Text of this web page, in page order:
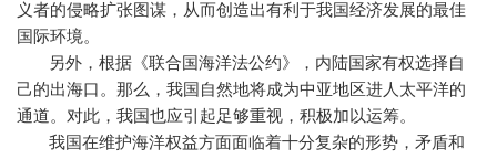
义者的侵略扩张图谋，从而创造出有利于我国经济发展的最佳
国际环境。
另外，根据《联合国海洋法公约》，内陆国家有权选择自
己的出海口。那么，我国自然地将成为中亚地区进人太平洋的
通道。对此，我国也应引起足够重视，积极加以运筹。
我国在维护海洋权益方面面临着十分复杂的形势，矛盾和